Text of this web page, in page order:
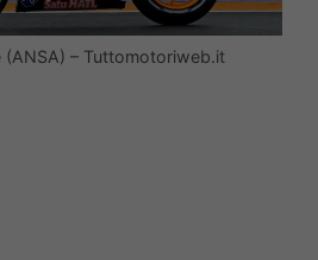
(ANSA) – Tuttomotoriweb.it